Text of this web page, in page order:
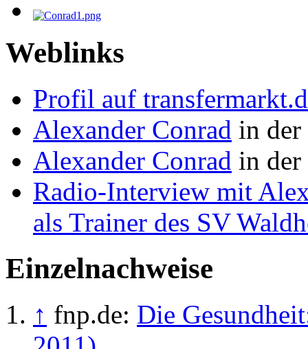
Weblinks
Profil auf
Alexander Conrad in der
Alexander Conrad in der
Radio-Interview mit
als Trainer des SV
Einzelnachweise
↑ fnp.de: Die